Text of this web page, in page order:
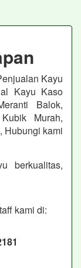
Kayu
Kayu Kaso
Balok,
Murah,
Hubungi kami
berkualitas,
kami di: